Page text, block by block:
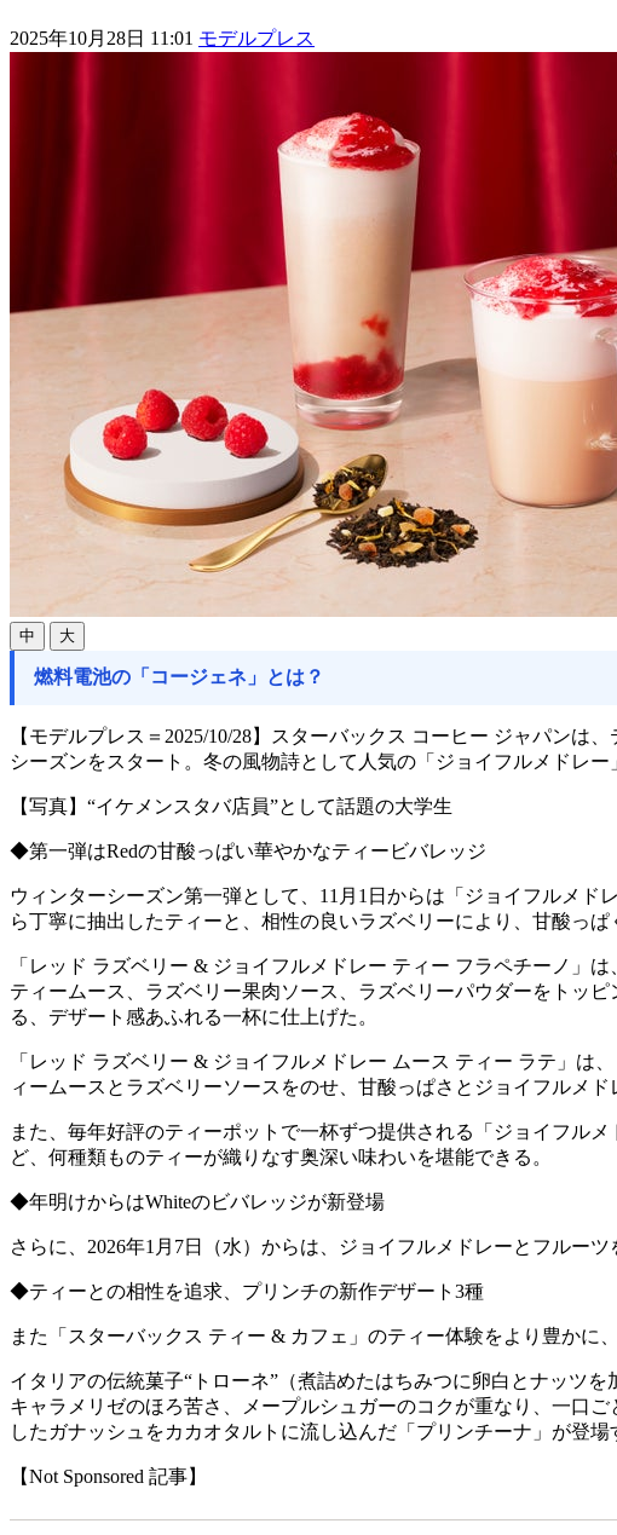
2025年10月28日 11:01 モデルプレス
中 大
燃料電池の「コージェネ」とは？
【モデルプレス＝2025/10/28】スターバックス コーヒー ジャパンは
シーズンをスタート。冬の風物詩として人気の「ジョイフルメドレ
【写真】“イケメンスタバ店員”として話題の大学生
◆第一弾はRedの甘酸っぱい華やかなティービバレッジ
ウィンターシーズン第一弾として、11月1日からは「ジョイフルメ
ら丁寧に抽出したティーと、相性の良いラズベリーにより、甘酸っ
「レッド ラズベリー & ジョイフルメドレー ティー フラペチーノ」
ティームース、ラズベリー果肉ソース、ラズベリーパウダーをトッ
る、デザート感あふれる一杯に仕上げた。
「レッド ラズベリー & ジョイフルメドレー ムース ティー ラテ」
ィームースとラズベリーソースをのせ、甘酸っぱさとジョイフルメ
また、毎年好評のティーポットで一杯ずつ提供される「ジョイフル
ど、何種類ものティーが織りなす奥深い味わいを堪能できる。
◆年明けからはWhiteのビバレッジが新登場
さらに、2026年1月7日（水）からは、ジョイフルメドレーとフルー
◆ティーとの相性を追求、プリンチの新作デザート3種
また「スターバックス ティー & カフェ」のティー体験をより豊かに
イタリアの伝統菓子“トローネ”（煮詰めたはちみつに卵白とナッツ
キャラメリゼのほろ苦さ、メープルシュガーのコクが重なり、一口
したガナッシュをカカオタルトに流し込んだ「プリンチーナ」が登場
【Not Sponsored 記事】